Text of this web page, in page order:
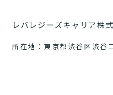
レバレジーズキャリア株
所在地：東京都渋谷区渋谷